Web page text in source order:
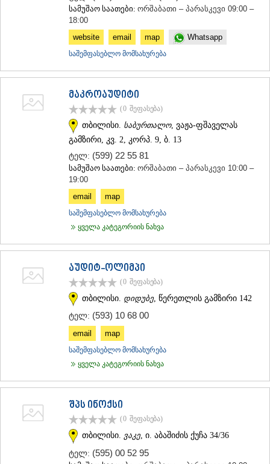
სამუშაო საათები: ორშაბათი – პარასკევი 09:00 –
18:00
website
email map Whatsapp
საშემფასებლო მომსახურება
მაკროაუდიტი
(0 შეფასება)
თბილისი. საბურთალო, ვაჟა-ფშაველას
გამზირი, კვ. 2, კორპ. 9, ბ. 13
ტელ: (599) 22 55 81
სამუშაო საათები: ორშაბათი – პარასკევი 10:00 –
19:00
email
map
საშემფასებლო მომსახურება
ყველა კატეგორიის ნახვა
აუდიტ-ოლიმპი
(0 შეფასება)
თბილისი. დიდუბე , წერეთლის გამზირი 142
ტელ: (593) 10 68 00
email map
საშემფასებლო მომსახურება
ყველა კატეგორიის ნახვა
შპს ინოქსი
(0 შეფასება)
თბილისი. ვაკე , ი. აბაშიძის ქუჩა 34/36
ტელ: (595) 00 52 95